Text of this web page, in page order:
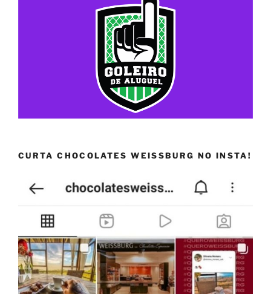
CURTA CHOCOLATES WEISSBURG NO INSTA!